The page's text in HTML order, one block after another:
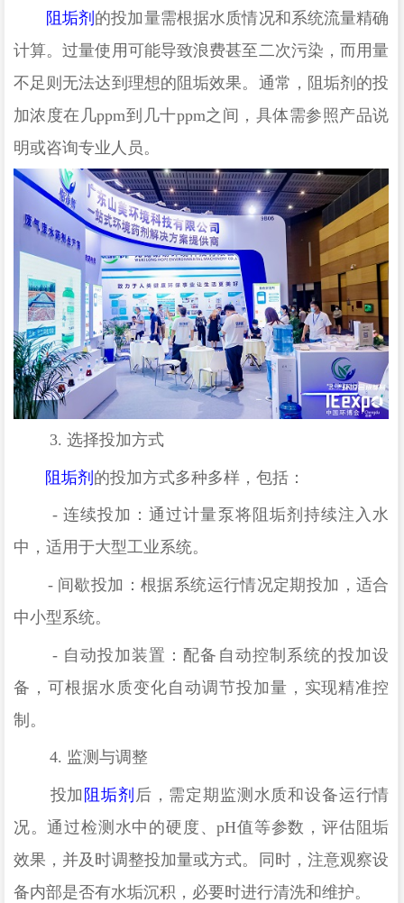
阻垢剂 的投加量需根据水质情况和系统流量精确
计算。过量使用可能导致浪费甚至二次污染，而用量
不足则无法达到理想的阻垢效果。通常，阻垢剂的投
加浓度在几ppm到几十ppm之间，具体需参照产品说
明或咨询专业人员。
3. 选择投加方式
阻垢剂 的投加方式多种多样，包括：
- 连续投加：通过计量泵将阻垢剂持续注入水
中，适用于大型工业系统。
- 间歇投加：根据系统运行情况定期投加，适合
中小型系统。
- 自动投加装置：配备自动控制系统的投加设
备，可根据水质变化自动调节投加量，实现精准控
制。
4. 监测与调整
投加 阻垢剂 后，需定期监测水质和设备运行情
况。通过检测水中的硬度、pH值等参数，评估阻垢
效果，并及时调整投加量或方式。同时，注意观察设
备内部是否有水垢沉积，必要时进行清洗和维护。